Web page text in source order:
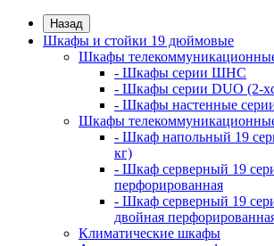
Назад
Шкафы и стойки 19 дюймовые
Шкафы
- Шкафы серии ШНС
- Шкафы серии DUO (2-
- Шкафы настенные
Шкафы
- Шкаф напольный 19
кг)
- Шкаф серверный 19
перфорированная
- Шкаф серверный 19
двойная
Климатические шкафы